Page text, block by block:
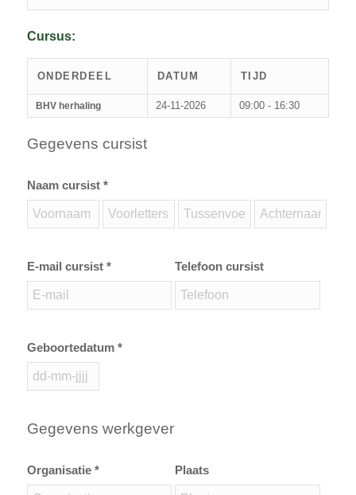
Cursus:
ONDERDEEL DATUM TIJD
BHV herhaling 24-11-2026 09:00 - 16:30
Gegevens cursist
Naam cursist *
E-mail cursist * Telefoon cursist
Geboortedatum *
Gegevens werkgever
Organisatie * Plaats